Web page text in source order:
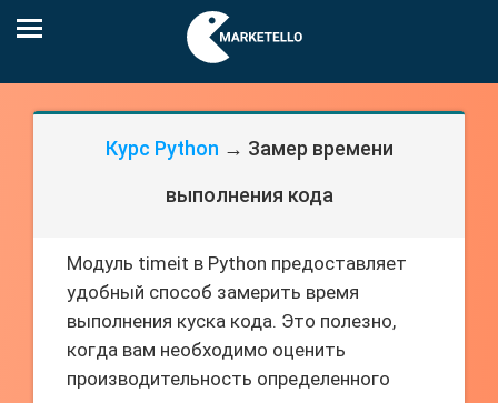
Курс Python → Замер времени
выполнения кода
Модуль timeit в Python предоставляет
удобный способ замерить время
выполнения куска кода. Это полезно,
когда вам необходимо оценить
производительность определенного